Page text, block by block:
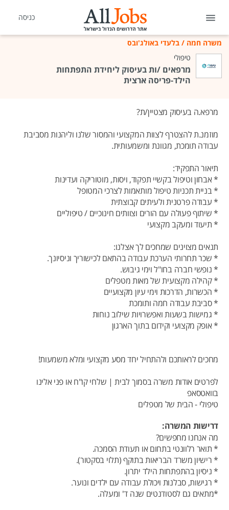
כניסה
משרה חמה / בלעדי באולג'ובס
טיפולי
מרפאים /ות בעיסוק ליחידת התפתחות
הילד-פריסה ארצית
מרפא.ה בעיסוק מצטיין/ת?
מוזמנ.ת להצטרף לצוות המקצועי והמסור שלנו וליהנות מסביבת
עבודה תומכת, מגוונת ומשמעותית.
תיאור התפקיד:
* אבחון וטיפול בקשיי תפקוד, ויסות, מוטוריקה ועדינות
* בניית תכניות טיפול מותאמות לצרכי המטופל
* עבודה פרטנית ולעיתים קבוצתית
* שיתוף פעולה עם הורים וצוותים חינוכיים / טיפוליים
* תיעוד ומעקב מקצועי
תנאים מצוינים שמחכים לך אצלנו:
* שכר תחרותי הערכת עבודה בהתאם לכישוריך וניסיונך.
* נופשי חברה בחו"ל וימי גיבוש.
* קהילה מקצועית של מאות מטפלים
* הכשרות, הדרכות וימי עיון מקצועיים
* סביבת עבודה חמה ותומכת
* גמישות בשעות ואפשרויות שילוב נוחות
* אופק מקצועי וקידום בתוך הארגון
מחכים לראותכם ולהתחיל יחד מסע מקצועי ומלא משמעות!
לפרטים אודות משרה בסמוך לבית | שלחי קו"ח או פני אלינו
בוואטסאפ
טיפולי - הבית של מטפלים
דרישות המשרה:
מה אנחנו מחפשים?
* תואר רלוונטי בתחום או תעודת הסמכה.
* רישיון משרד הבריאות בתוקף (תלוי בסקטור).
* ניסיון בהתפתחות הילד יתרון.
* רגישות, סבלנות ויכולת עבודה עם ילדים ונוער.
*מתאים גם לסטודנטים שנה ד' ומעלה.